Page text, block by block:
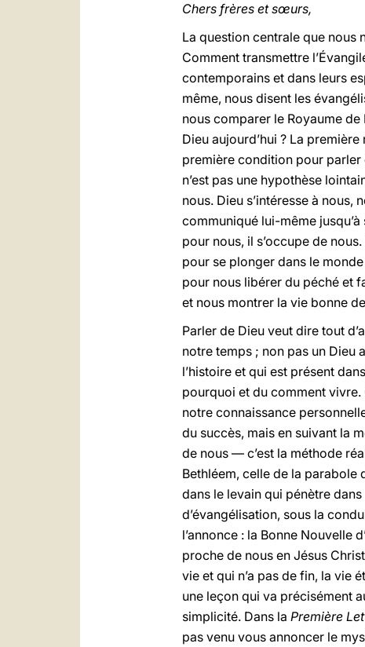
Chers frères et sœurs,
La question centrale que nous
Comment transmettre
contemporains et dans leurs
même, nous disent les
nous comparer le Royaume
Dieu aujourd’hui ? La
première condition pour parler
n’est pas une hypothèse
nous. Dieu s’intéresse à nous,
communiqué lui-même
pour nous, il s’occupe de
pour se plonger dans le
pour nous libérer du péché et
et nous montrer la vie bonne
Parler de Dieu veut dire tout
notre temps ; non pas un Dieu
l’histoire et qui est présent
pourquoi et du comment vivre.
notre connaissance
du succès, mais en suivant la
de nous — c’est la méthode
Bethléem, celle de la parabole
dans le levain qui pénètre
d’évangélisation, sous la
l’annonce : la Bonne Nouvelle
proche de nous en Jésus
vie et qui n’a pas de fin, la vie
une leçon qui va précisément
simplicité. Dans la Première
pas venu vous annoncer le